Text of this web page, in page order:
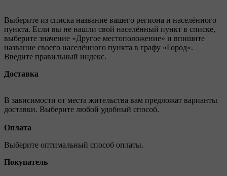
Выберите из списка название вашего региона и населённого
пункта. Если вы не нашли свой населённый пункт в списке,
выберите значение «Другое местоположение» и впишите
название своего населённого пункта в графу «Город».
Введите правильный индекс.
Доставка
В зависимости от места жительства вам предложат варианты
доставки. Выберите любой удобный способ.
Оплата
Выберите оптимальный способ оплаты.
Покупатель